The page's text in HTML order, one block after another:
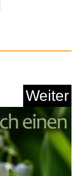
AnzeigeWeiter